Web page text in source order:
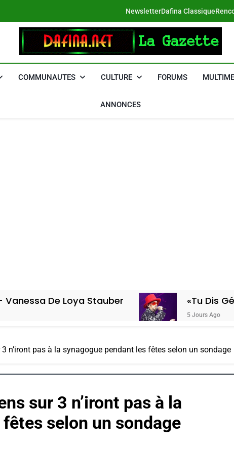
NewsletterDafina Classique
DAFINA
COMMUNAUTES CULTURE FORUMS
ANNONCES
Loya Stauber «Tu Dis Génocide, Je
5 Jours Ago
n’iront pas à la synagogue pendant les fêtes selon un sondage
sur 3 n’iront pas à la
selon un sondage